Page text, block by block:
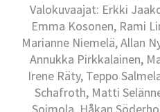
Valokuvaajat: Erkki
Emma Kosonen, Rami
Marianne Niemelä, Allan
Annukka Pirkkalainen,
Irene Räty, Teppo
Schafroth, Matti